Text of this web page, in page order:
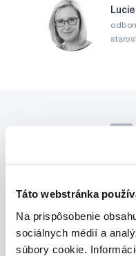
Táto webstránka
Na prispôsobenie
sociálnych médií a
súbory cookie.
Novinky a nabídky